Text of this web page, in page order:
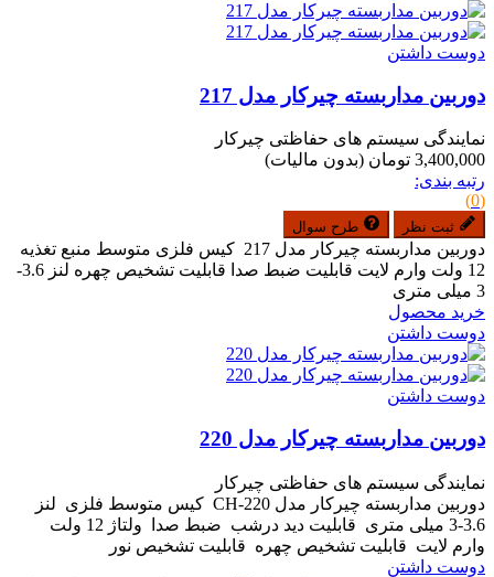
دوست داشتن
دوربین مداربسته چیرکار مدل 217
نمایندگی سیستم های حفاظتی چیرکار
3,400,000 تومان
(بدون مالیات)
رتبه بندی:
(0)
ثبت نظر طرح سوال
دوربین مداربسته چیرکار مدل 217 کیس فلزی متوسط منبع تغذیه
12 ولت وارم لایت قابلیت ضبط صدا قابلیت تشخیص چهره لنز 3.6-
3 میلی متری
خرید محصول
دوست داشتن
دوست داشتن
دوربین مداربسته چیرکار مدل 220
نمایندگی سیستم های حفاظتی چیرکار
دوربین مداربسته چیرکار مدل CH-220 کیس متوسط فلزی لنز
3.6-3 میلی متری قابلیت دید درشب ضبط صدا ولتاژ 12 ولت
وارم لایت قابلیت تشخیص چهره قابلیت تشخیص نور
دوست داشتن